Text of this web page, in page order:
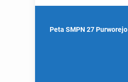
Peta SMPN 27 Purworejo